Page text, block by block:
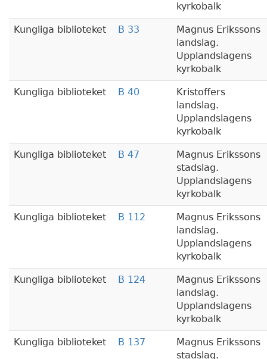
kyrkobalk
Kungliga biblioteket B 33
Magnus Erikssons
landslag.
Upplandslagens
kyrkobalk
Kungliga biblioteket B 40
Kristoffers
landslag.
Upplandslagens
kyrkobalk
Kungliga biblioteket B 47
Magnus Erikssons
stadslag.
Upplandslagens
kyrkobalk
Kungliga biblioteket B 112
Magnus Erikssons
landslag.
Upplandslagens
kyrkobalk
Kungliga biblioteket B 124
Magnus Erikssons
landslag.
Upplandslagens
kyrkobalk
Kungliga biblioteket B 137
Magnus Erikssons
stadslag.